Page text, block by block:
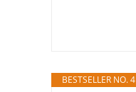
BESTSELLER NO. 4